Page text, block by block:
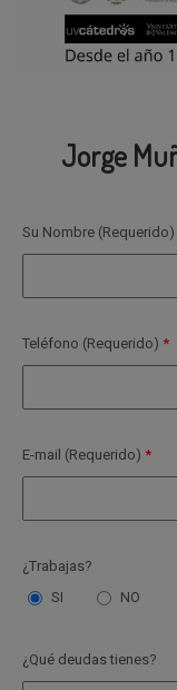
Jorge
Su Nombre (Requerido)
Teléfono (Requerido)
E-mail (Requerido)
¿Trabajas?
SI
NO
¿Qué deudas tienes?